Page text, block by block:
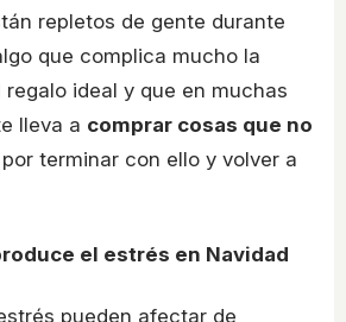
repletos de gente durante
que complica mucho la
regalo ideal y que en muchas
lleva a comprar cosas que no
terminar con ello y volver a
el estrés en Navidad
pueden afectar de